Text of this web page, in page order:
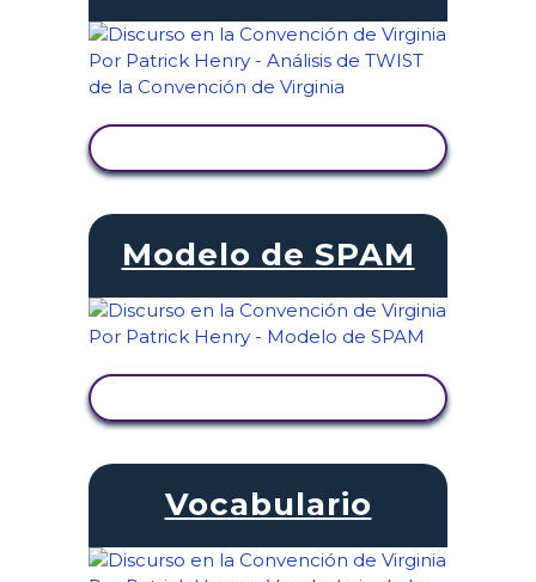
Modelo de SPAM
Vocabulario